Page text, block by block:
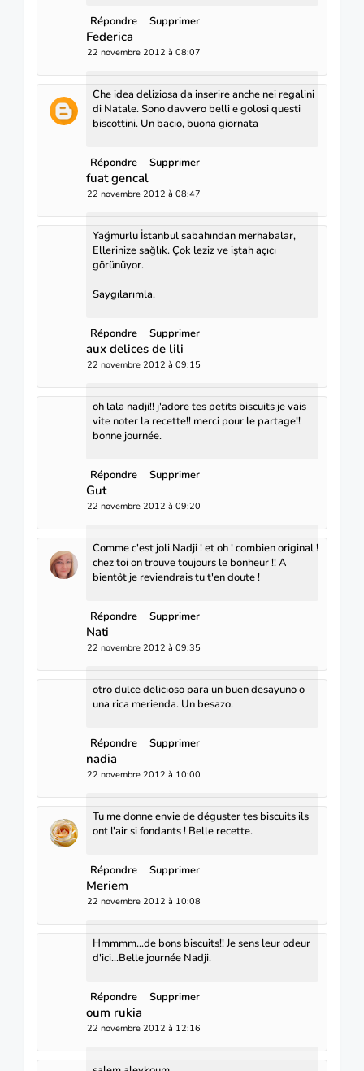
Répondre Supprimer
Federica
22 novembre 2012 à 08:07
Che idea deliziosa da inserire anche nei regalini
di Natale. Sono davvero belli e golosi questi
biscottini. Un bacio, buona giornata
Répondre Supprimer
fuat gencal
22 novembre 2012 à 08:47
Yağmurlu İstanbul sabahından merhabalar,
Ellerinize sağlık. Çok leziz ve iştah açıcı
görünüyor.
Saygılarımla.
Répondre Supprimer
aux delices de lili
22 novembre 2012 à 09:15
oh lala nadji!! j'adore tes petits biscuits je vais
vite noter la recette!! merci pour le partage!!
bonne journée.
Répondre Supprimer
Gut
22 novembre 2012 à 09:20
Comme c'est joli Nadji ! et oh ! combien original !
chez toi on trouve toujours le bonheur !! A
bientôt je reviendrais tu t'en doute !
Répondre Supprimer
Nati
22 novembre 2012 à 09:35
otro dulce delicioso para un buen desayuno o
una rica merienda. Un besazo.
Répondre Supprimer
nadia
22 novembre 2012 à 10:00
Tu me donne envie de déguster tes biscuits ils
ont l'air si fondants ! Belle recette.
Répondre Supprimer
Meriem
22 novembre 2012 à 10:08
Hmmmm...de bons biscuits!! Je sens leur odeur
d'ici...Belle journée Nadji.
Répondre Supprimer
oum rukia
22 novembre 2012 à 12:16